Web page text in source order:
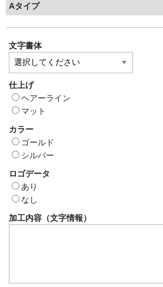
Aタイプ
文字書体
仕上げ
ヘアーライン
マット
カラー
ゴールド
シルバー
ロゴデータ
あり
なし
加工内容（文字情報）